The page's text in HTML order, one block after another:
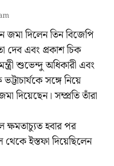
জমা দিলেন তিন বিজেপি
দেব এবং প্রকাশ চিক
শুভেন্দু অধিকারী এবং
সঙ্গে নিয়ে
দিয়েছেন। সম্প্রতি তাঁরা
ক্ষমতাচ্যুত হবার পর
ইস্তফা দিয়েছিলেন